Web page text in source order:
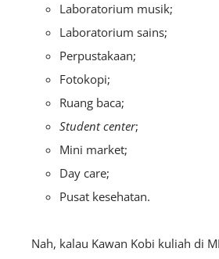
Laboratorium musik;
Laboratorium sains;
Perpustakaan;
Fotokopi;
Ruang baca;
Student center;
Mini market;
Day care;
Pusat kesehatan.
Nah, kalau Kawan Kobi kuliah di